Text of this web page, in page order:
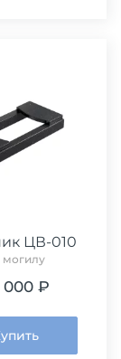
ЦВ-010
могилу
000 ₽